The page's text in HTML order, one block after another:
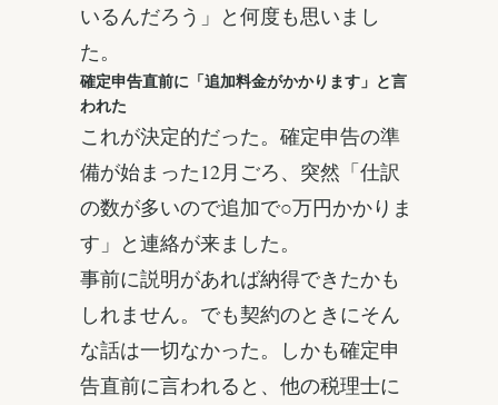
いるんだろう」と何度も思いまし
た。
確定申告直前に「追加料金がかかります」と言
われた
これが決定的だった。確定申告の準
備が始まった12月ごろ、突然「仕訳
の数が多いので追加で○万円かかりま
す」と連絡が来ました。
事前に説明があれば納得できたかも
しれません。でも契約のときにそん
な話は一切なかった。しかも確定申
告直前に言われると、他の税理士に